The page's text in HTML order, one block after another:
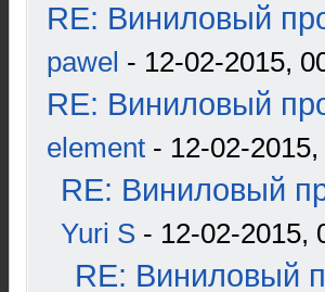
RE: Виниловый
pawel - 12-02-2015,
RE: Виниловый
element - 12-02-
RE: Виниловый
Yuri S - 12-02-2015,
RE: Виниловый